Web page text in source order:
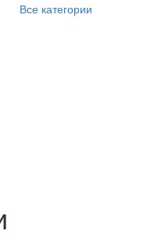
Все категории